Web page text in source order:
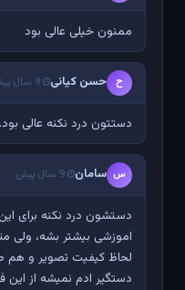
ممنون خیلی عالی بود
ح حسن کیانی 9 سال پیش
دستتون درد نکنه عالی بود.
س سامان 9 سال پیش
دستشون درد نکنه برای
اموزشی بیشتر بشه، ولی
لحاظ کیفیت تصویر و هم
دستگیر ادم نمیشه از این